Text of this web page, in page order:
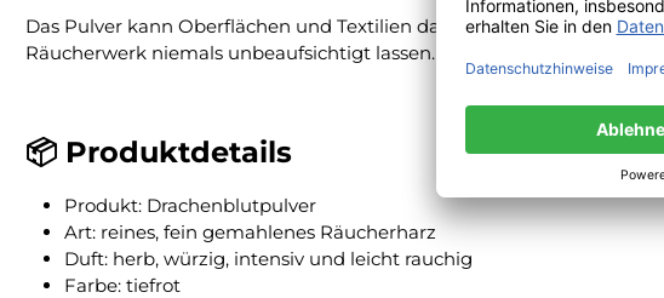
Das Pulver kann Oberflächen und Textilien dauerhaft rot verfärben.
Räucherwerk niemals unbeaufsichtigt lassen.
📦 Produktdetails
Produkt: Drachenblutpulver
Art: reines, fein gemahlenes Räucherharz
Duft: herb, würzig, intensiv und leicht rauchig
Farbe: tiefrot